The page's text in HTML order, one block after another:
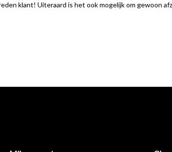
klant! Uiteraard is het ook mogelijk om gewoon